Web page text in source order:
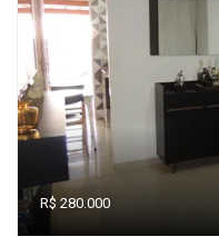
R$ 280.000